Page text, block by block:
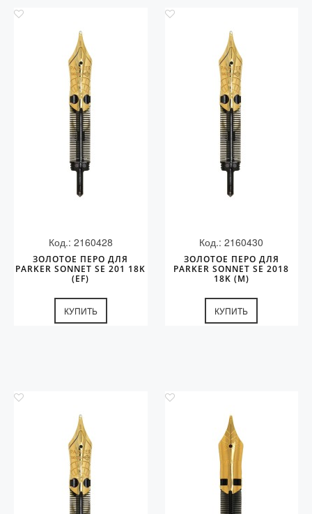
Код.: 2160428
ЗОЛОТОЕ ПЕРО ДЛЯ
PARKER SONNET SE 201 18K
(EF)
КУПИТЬ
Код.: 2160430
ЗОЛОТОЕ ПЕРО ДЛЯ
PARKER SONNET SE 2018
18K (M)
КУПИТЬ